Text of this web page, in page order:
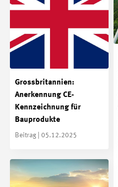
Grossbritannien:
Anerkennung CE-
Kennzeichnung für
Bauprodukte
Beitrag | 05.12.2025